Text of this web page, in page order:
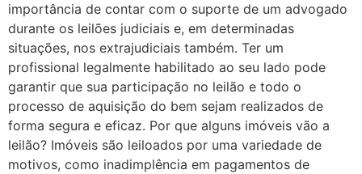
importância de contar com o suporte de um advogado
durante os leilões judiciais e, em determinadas
situações, nos extrajudiciais também. Ter um
profissional legalmente habilitado ao seu lado pode
garantir que sua participação no leilão e todo o
processo de aquisição do bem sejam realizados de
forma segura e eficaz. Por que alguns imóveis vão a
leilão? Imóveis são leiloados por uma variedade de
motivos, como inadimplência em pagamentos de